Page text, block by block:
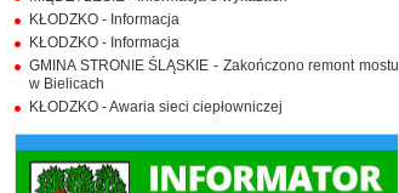
KŁODZKO - Informacja
KŁODZKO - Informacja
GMINA STRONIE ŚLĄSKIE - Zakończono remont mostu
w Bielicach
KŁODZKO - Awaria sieci ciepłowniczej